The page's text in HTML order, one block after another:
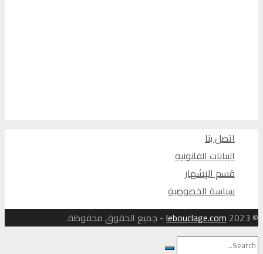
اتصل بنا
البيانات القانونية
قسم الإشهار
سياسة الخصوصية
© 2023
lebouclage.com- جميع الحقوق محفوظة.